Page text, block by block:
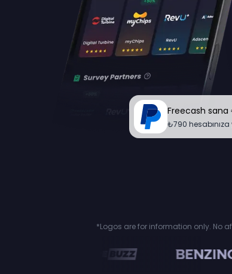
Freecash
₺790 hesabınıza
*Logos are for information only. No